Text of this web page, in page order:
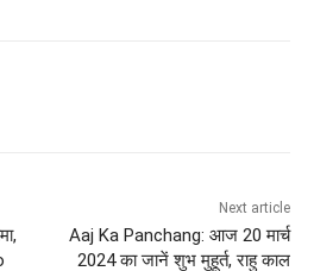
Next article
Aaj Ka Panchang: आज 20 मार्च
2024 का जानें शुभ मुहूर्त, राहु काल